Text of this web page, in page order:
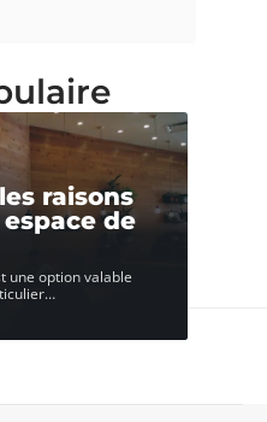
raisons
de
une option valable
…